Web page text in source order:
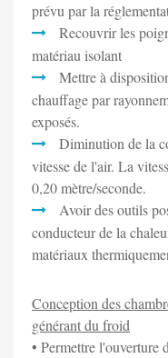
prévu par la
Recouvrir les
matériau isolant
Mettre à
chauffage par
exposés.
Diminution de la
vitesse de l'air. La
0,20 mètre/seconde.
Avoir des outils
conducteur de la
matériaux
Conception des
générant du froid
• Permettre l'ouverture